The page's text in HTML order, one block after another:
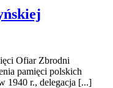
Ofiar Zbrodni
pamięci polskich
1940 r., delegacja [...]